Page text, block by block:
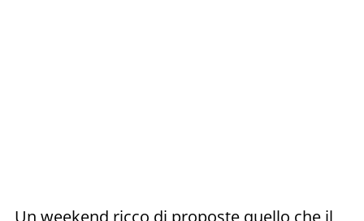
Un weekend ricco di proposte quello che il